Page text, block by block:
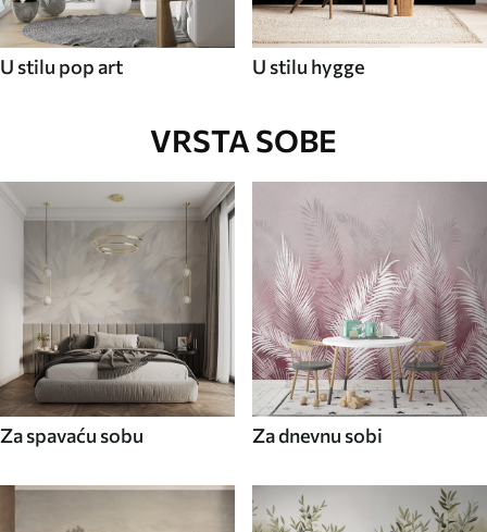
U stilu pop art U stilu hygge
VRSTA SOBE
Za spavaću sobu Za dnevnu sobi